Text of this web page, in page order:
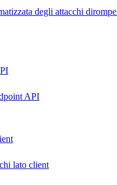
degli attacchi
API
lato client